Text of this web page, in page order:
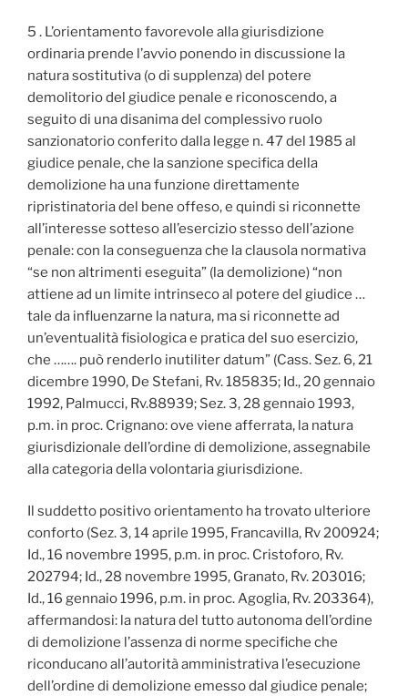
5 . L’orientamento favorevole alla giurisdizione
ordinaria prende l’avvio ponendo in discussione la
natura sostitutiva (o di supplenza) del potere
demolitorio del giudice penale e riconoscendo, a
seguito di una disanima del complessivo ruolo
sanzionatorio conferito dalla legge n. 47 del 1985 al
giudice penale, che la sanzione specifica della
demolizione ha una funzione direttamente
ripristinatoria del bene offeso, e quindi si riconnette
all’interesse sotteso all’esercizio stesso dell’azione
penale: con la conseguenza che la clausola normativa
“se non altrimenti eseguita” (la demolizione) “non
attiene ad un limite intrinseco al potere del giudice …
tale da influenzarne la natura, ma si riconnette ad
un’eventualità fisiologica e pratica del suo esercizio,
che ……. può renderlo inutiliter datum” (Cass. Sez. 6, 21
dicembre 1990, De Stefani, Rv. 185835; Id., 20 gennaio
1992, Palmucci, Rv.88939; Sez. 3, 28 gennaio 1993,
p.m. in proc. Crignano: ove viene afferrata, la natura
giurisdizionale dell’ordine di demolizione, assegnabile
alla categoria della volontaria giurisdizione.
Il suddetto positivo orientamento ha trovato ulteriore
conforto (Sez. 3, 14 aprile 1995, Francavilla, Rv 200924;
Id., 16 novembre 1995, p.m. in proc. Cristoforo, Rv.
202794; Id., 28 novembre 1995, Granato, Rv. 203016;
Id., 16 gennaio 1996, p.m. in proc. Agoglia, Rv. 203364),
affermandosi: la natura del tutto autonoma dell’ordine
di demolizione l’assenza di norme specifiche che
riconducano all’autorità amministrativa l’esecuzione
dell’ordine di demolizione emesso dal giudice penale;